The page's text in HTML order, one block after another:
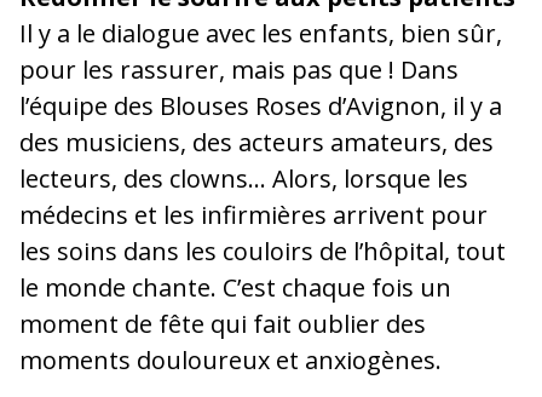
Il y a le dialogue avec les enfants, bien sûr,
pour les rassurer, mais pas que ! Dans
l’équipe des Blouses Roses d’Avignon, il y a
des musiciens, des acteurs amateurs, des
lecteurs, des clowns… Alors, lorsque les
médecins et les infirmières arrivent pour
les soins dans les couloirs de l’hôpital, tout
le monde chante. C’est chaque fois un
moment de fête qui fait oublier des
moments douloureux et anxiogènes.